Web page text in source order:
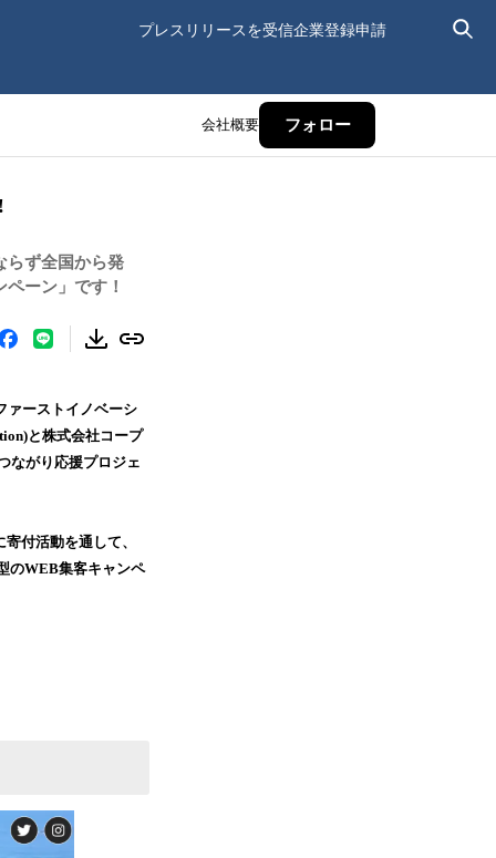
プレスリリースを受信企業登録申請
会社概要 フォロー
らず全国から発
ーン」です！
ァーストイノベーシ
と株式会社コープ
ながり応援プロジェ
付活動を通して、
のWEB集客キャンペ